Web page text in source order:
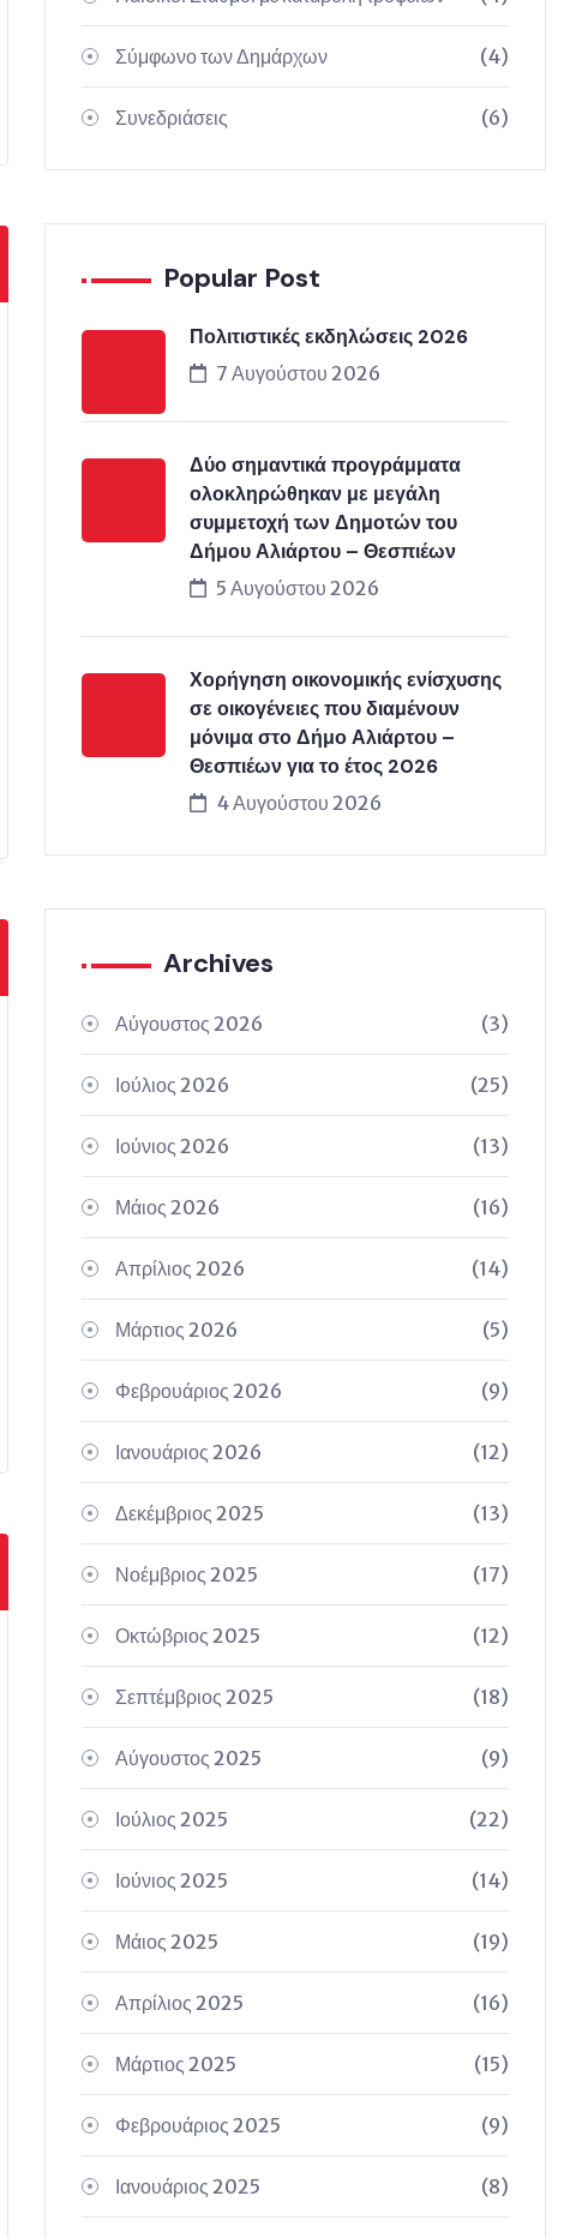
Σύμφωνο των Δημάρχων (4)
Συνεδριάσεις (6)
Popular Post
Πολιτιστικές εκδηλώσεις 2026
7 Αυγούστου 2026
Δύο σημαντικά προγράμματα
ολοκληρώθηκαν με μεγάλη
συμμετοχή των Δημοτών του
Δήμου Αλιάρτου – Θεσπιέων
5 Αυγούστου 2026
Χορήγηση οικονομικής ενίσχυσης
σε οικογένειες που διαμένουν
μόνιμα στο Δήμο Αλιάρτου –
Θεσπιέων για το έτος 2026
4 Αυγούστου 2026
Archives
Αύγουστος 2026 (3)
Ιούλιος 2026 (25)
Ιούνιος 2026 (13)
Μάιος 2026 (16)
Απρίλιος 2026 (14)
Μάρτιος 2026 (5)
Φεβρουάριος 2026 (9)
Ιανουάριος 2026 (12)
Δεκέμβριος 2025 (13)
Νοέμβριος 2025 (17)
Οκτώβριος 2025 (12)
Σεπτέμβριος 2025 (18)
Αύγουστος 2025 (9)
Ιούλιος 2025 (22)
Ιούνιος 2025 (14)
Μάιος 2025 (19)
Απρίλιος 2025 (16)
Μάρτιος 2025 (15)
Φεβρουάριος 2025 (9)
Ιανουάριος 2025 (8)